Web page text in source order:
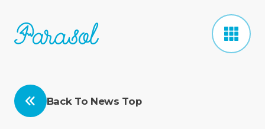
Back To News Top